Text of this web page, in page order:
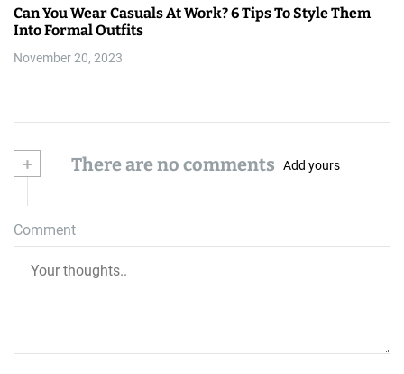
Can You Wear Casuals At Work? 6 Tips To Style Them
Into Formal Outfits
November 20, 2023
+ There are no comments Add yours
Comment